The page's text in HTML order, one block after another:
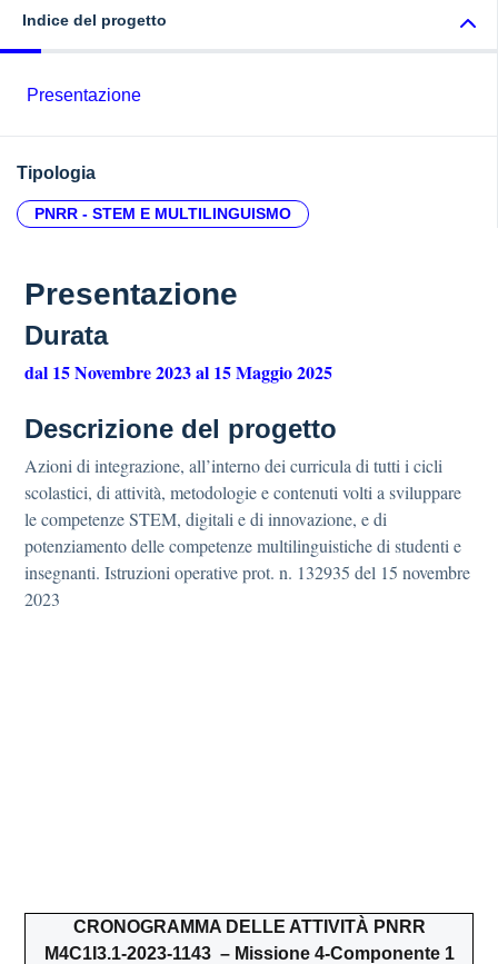
Indice del progetto
Presentazione
Tipologia
PNRR - STEM E MULTILINGUISMO
Presentazione
Durata
dal 15 Novembre 2023 al 15 Maggio 2025
Descrizione del progetto
Azioni di integrazione, all’interno dei curricula di tutti i cicli
scolastici, di attività, metodologie e contenuti volti a sviluppare
le competenze STEM, digitali e di innovazione, e di
potenziamento delle competenze multilinguistiche di studenti e
insegnanti. Istruzioni operative prot. n. 132935 del 15 novembre
2023
CRONOGRAMMA DELLE ATTIVITÀ PNRR
M4C1I3.1-2023-1143 – Missione 4-Componente 1